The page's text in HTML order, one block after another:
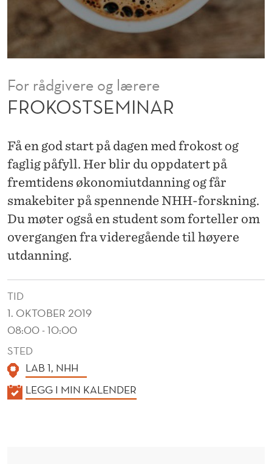
For rådgivere og lærere
FROKOSTSEMINAR
Få en god start på dagen med frokost og
faglig påfyll. Her blir du oppdatert på
fremtidens økonomiutdanning og får
smakebiter på spennende NHH-forskning.
Du møter også en student som forteller om
overgangen fra videregående til høyere
utdanning.
TID
1. OKTOBER 2019
08:00 - 10:00
STED
LAB 1, NHH
K
LEGG I MIN KALENDER